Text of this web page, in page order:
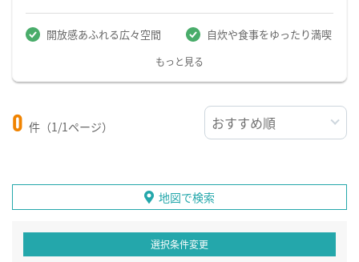
開放感あふれる広々空間 自炊や食事をゆったり満喫
もっと見る
0 件（1/1ページ）
地図で検索
選択条件変更